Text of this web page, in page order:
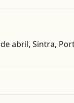
abril, Sintra,